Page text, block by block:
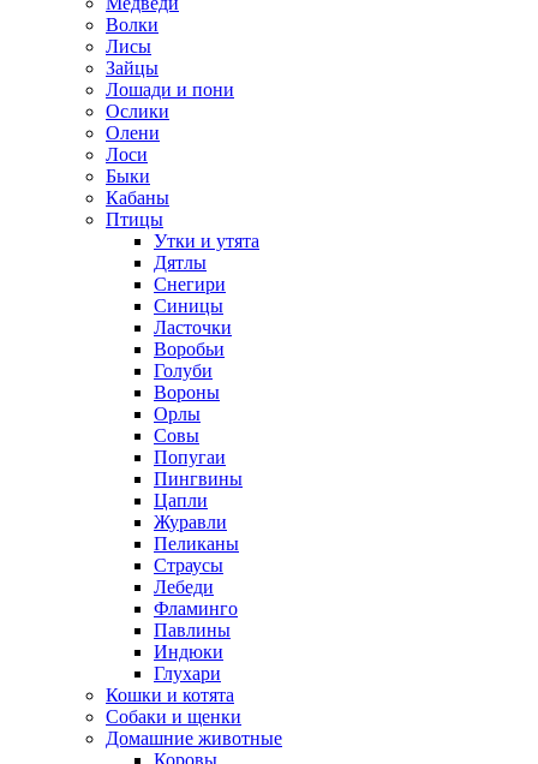
Волки
Лисы
Зайцы
Лошади и пони
Ослики
Олени
Лоси
Быки
Кабаны
Птицы
Утки и утята
Дятлы
Снегири
Синицы
Ласточки
Воробьи
Голуби
Вороны
Орлы
Совы
Попугаи
Пингвины
Цапли
Журавли
Пеликаны
Страусы
Лебеди
Фламинго
Павлины
Индюки
Глухари
Кошки и котята
Собаки и щенки
Домашние животные
Коровы